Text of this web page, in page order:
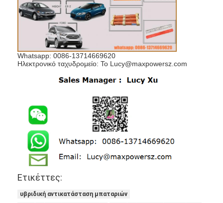
NiMH επαναφορτιζόμενες μπαταρίες
NiCd επαναφορτιζόμενες μπαταρίες
LCD φορτιστής μπαταρίας
πακέτα μπαταριών NiMH
Pack μπαταριών NiCd
πακέτα μπαταριών ιόντων λιθίου
φακός επαναφορτιζόμενη μπαταρία
Μπαταρία λι Mno2
Whatsapp: 0086-13714669620
Ηλεκτρονικό ταχυδρομείο: Το Lucy@maxpowersz.com
Ετικέττες:
υβριδική αντικατάσταση μπαταριών